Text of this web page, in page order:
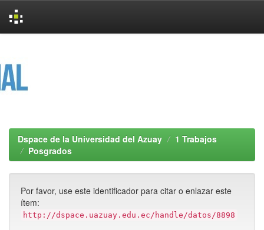
Dspace de la Universidad del Azuay
1 Trabajos
Posgrados
Por favor, use este identificador para citar o enlazar este
ítem:
http://dspace.uazuay.edu.ec/handle/datos/8898